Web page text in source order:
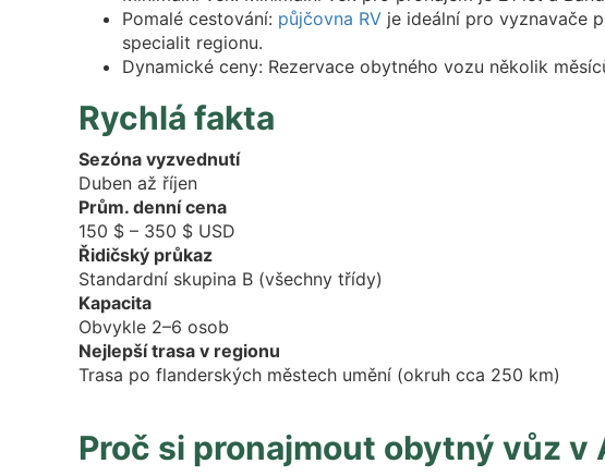
Pomalé cestování: půjčovna RV je ideální pro vyznavače
specialit regionu.
Dynamické ceny: Rezervace obytného vozu několik
Rychlá fakta
Sezóna vyzvednutí
Duben až říjen
Prům. denní cena
150 $ – 350 $ USD
Řidičský průkaz
Standardní skupina B (všechny třídy)
Kapacita
Obvykle 2–6 osob
Nejlepší trasa v regionu
Trasa po flanderských městech umění (okruh cca 250 km)
Proč si pronajmout obytný vůz v